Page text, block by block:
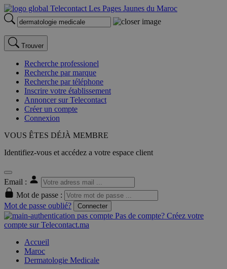
Trouver
Recherche professionel
Recherche par marque
Recherche par téléphone
Inscrire votre établissement
Annoncer sur Telecontact
Créer un compte
Connexion
VOUS ÊTES DÉJÀ MEMBRE
Identifiez-vous et accédez a votre espace client
Email :
Mot de passe :
Mot de passe oublié?
Connecter
Pas de compte? Créez votre
compte sur Telecontact.ma
Accueil
Maroc
Dermatologie Medicale